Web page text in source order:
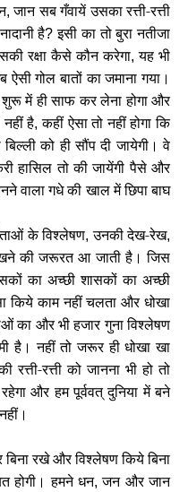
,जान सब गँवायें उसका रत्ती-रत्ती
है?इसी का तो बुरा नतीजा
रक्षा कैसे कौन करेगा,यह भी
गोल बातों का जमाना गया।
में ही साफ कर लेना होगा और
है,कहीं ऐसा तो नहीं होगा कि
को ही सौंप दी जायेगी। वे
हासिल तो की जायेंगी पैसे और
वाला गधे की खाल में छिपा बाघ
के विश्लेषण,उनकी देख-रेख,
की जरूरत आ जाती है। जिस
का अच्छी शासकों का अच्छी
किये काम नहीं चलता और धोखा
का और भी हजार गुना विश्लेषण
है। नहीं तो जरूर ही धोखा खा
रत्ती को जानना भी हो तो
और हम पूर्ववत् दुनिया में बने
रखे और विश्लेषण किये बिना
होगी। हमने धन,जन और जान